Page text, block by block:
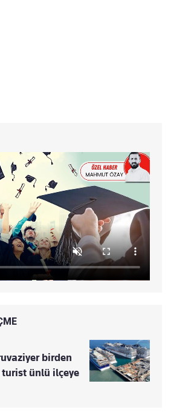
birden
turist ünlü ilçeye